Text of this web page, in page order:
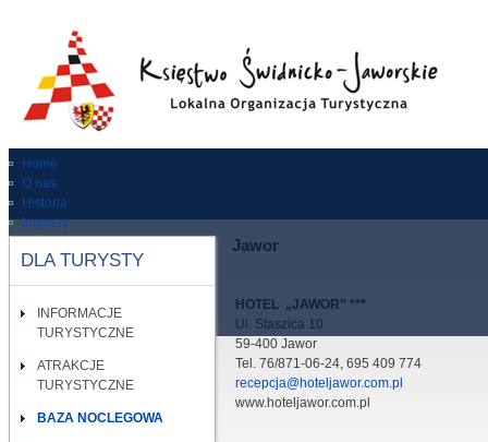
Home
O nas
Historia
Imprezy
Zabytki
RODO
Wypożycz rower
DLA TURYSTY
INFORMACJE
TURYSTYCZNE
ATRAKCJE
TURYSTYCZNE
BAZA NOCLEGOWA
Jawor
HOTEL „JAWOR” ***
Ul. Staszica 10
59-400 Jawor
Tel. 76/871-06-24, 695 409 774
recepcja@hoteljawor.com.pl
www.hoteljawor.com.pl